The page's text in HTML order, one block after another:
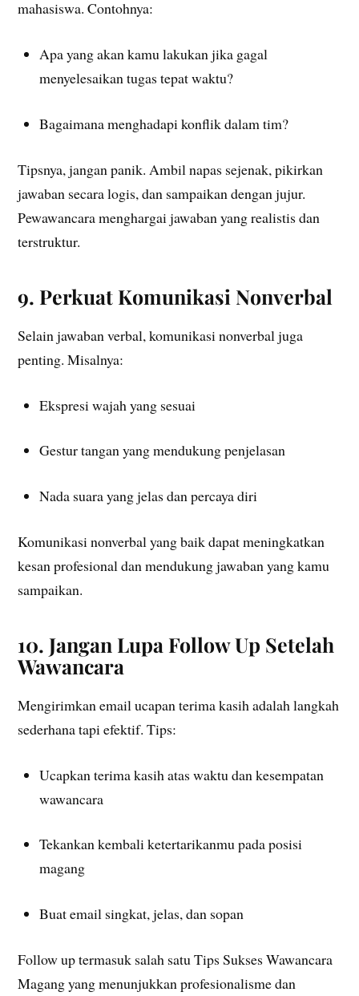
mahasiswa. Contohnya:
Apa yang akan kamu lakukan jika gagal
menyelesaikan tugas tepat waktu?
Bagaimana menghadapi konflik dalam tim?
Tipsnya, jangan panik. Ambil napas sejenak, pikirkan
jawaban secara logis, dan sampaikan dengan jujur.
Pewawancara menghargai jawaban yang realistis dan
terstruktur.
9. Perkuat Komunikasi Nonverbal
Selain jawaban verbal, komunikasi nonverbal juga
penting. Misalnya:
Ekspresi wajah yang sesuai
Gestur tangan yang mendukung penjelasan
Nada suara yang jelas dan percaya diri
Komunikasi nonverbal yang baik dapat meningkatkan
kesan profesional dan mendukung jawaban yang kamu
sampaikan.
10. Jangan Lupa Follow Up Setelah
Wawancara
Mengirimkan email ucapan terima kasih adalah langkah
sederhana tapi efektif. Tips:
Ucapkan terima kasih atas waktu dan kesempatan
wawancara
Tekankan kembali ketertarikanmu pada posisi
magang
Buat email singkat, jelas, dan sopan
Follow up termasuk salah satu Tips Sukses Wawancara
Magang yang menunjukkan profesionalisme dan